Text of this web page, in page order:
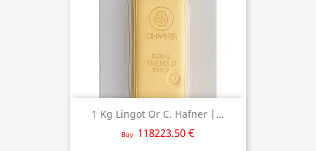
1 Kg Lingot Or C. Hafner |...
Buy 118223.50 €